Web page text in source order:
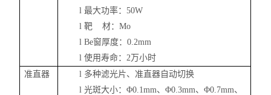
l最大功率：50W
l靶 材：Mo
lBe窗厚度：0.2mm
l使用寿命：2万小时
准直器
l 多种滤光片、准直器自动切换
l光斑大小：Φ0.1mm、Φ0.3mm、Φ0.7mm、